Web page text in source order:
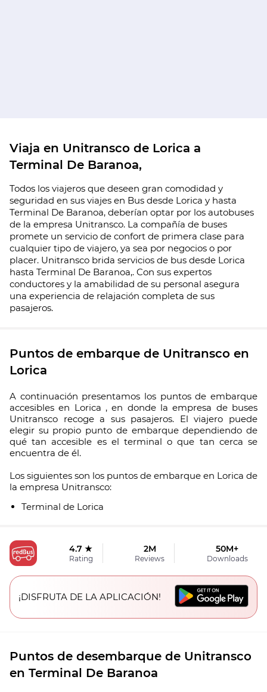
Viaja en Unitransco de Lorica a
Terminal De Baranoa,
Todos los viajeros que deseen gran comodidad y
seguridad en sus viajes en Bus desde Lorica y hasta
Terminal De Baranoa, deberían optar por los autobuses
de la empresa Unitransco. La compañía de buses
promete un servicio de confort de primera clase para
cualquier tipo de viajero, ya sea por negocios o por
placer. Unitransco brida servicios de bus desde Lorica
hasta Terminal De Baranoa,. Con sus expertos
conductores y la amabilidad de su personal asegura
una experiencia de relajación completa de sus
pasajeros.
Puntos de embarque de Unitransco en
Lorica
A continuación presentamos los puntos de embarque
accesibles en Lorica , en donde la empresa de buses
Unitransco recoge a sus pasajeros. El viajero puede
elegir su propio punto de embarque dependiendo de
qué tan accesible es el terminal o que tan cerca se
encuentra de él.
Los siguientes son los puntos de embarque en Lorica de
la empresa Unitransco:
Terminal de Lorica
4.7 ★
Rating
2M
Reviews
50M+
Downloads
¡DISFRUTA DE LA APLICACIÓN!
Puntos de desembarque de Unitransco
en Terminal De Baranoa